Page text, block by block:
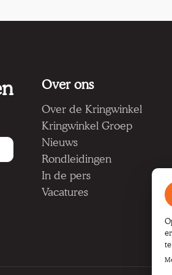
Over ons
Over de Kringwinkel
Kringwinkel Groep
Nieuws
Rondleidingen
In de pers
Vacatures